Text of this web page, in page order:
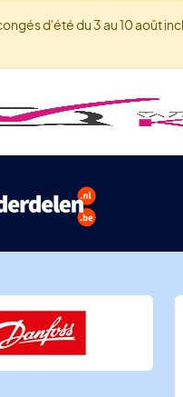
d'été du 3 au 10 août